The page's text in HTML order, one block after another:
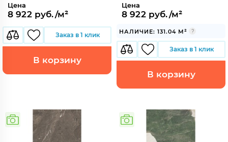
Цена
8 922 руб./м²
Заказ в 1 клик
В корзину
Цена
8 922 руб./м²
НАЛИЧИЕ: 131.04 М²
Заказ в 1 клик
В корзину